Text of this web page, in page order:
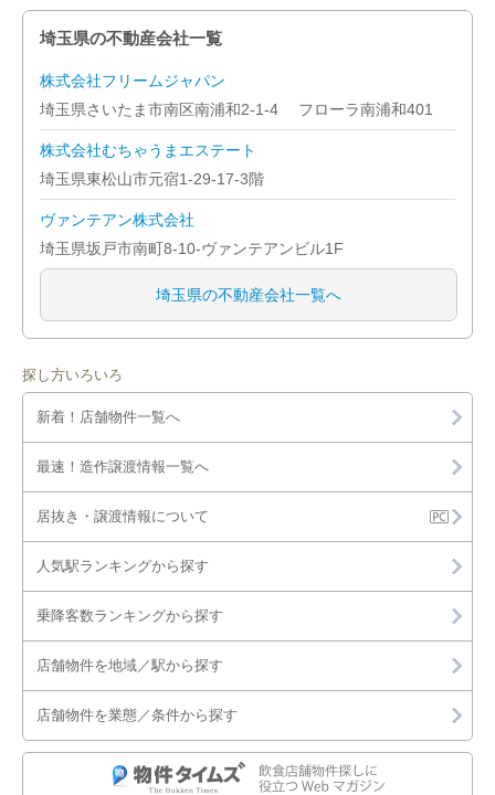
埼玉県の不動産会社一覧
株式会社フリームジャパン
埼玉県さいたま市南区南浦和2-1-4 フローラ南浦和401
株式会社むちゃうまエステート
埼玉県東松山市元宿1-29-17-3階
ヴァンテアン株式会社
埼玉県坂戸市南町8-10-ヴァンテアンビル1F
埼玉県の不動産会社一覧へ
探し方いろいろ
新着！店舗物件一覧へ
最速！造作譲渡情報一覧へ
居抜き・譲渡情報について
人気駅ランキングから探す
乗降客数ランキングから探す
店舗物件を地域／駅から探す
店舗物件を業態／条件から探す